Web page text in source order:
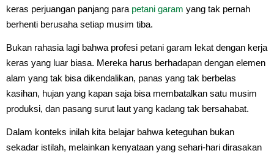
keras perjuangan panjang para petani garam yang tak pernah
berhenti berusaha setiap musim tiba.
Bukan rahasia lagi bahwa profesi petani garam lekat dengan kerja
keras yang luar biasa. Mereka harus berhadapan dengan elemen
alam yang tak bisa dikendalikan, panas yang tak berbelas
kasihan, hujan yang kapan saja bisa membatalkan satu musim
produksi, dan pasang surut laut yang kadang tak bersahabat.
Dalam konteks inilah kita belajar bahwa keteguhan bukan
sekadar istilah, melainkan kenyataan yang sehari-hari dirasakan